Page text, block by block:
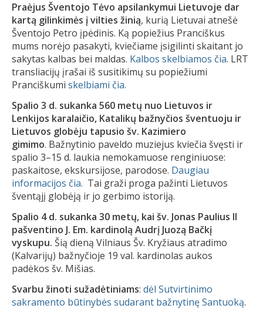
Praėjus Šventojo Tėvo apsilankymui Lietuvoje dar
kartą gilinkimės į vilties žinią, kurią Lietuvai atnešė
Šventojo Petro įpėdinis. Ką popiežius Pranciškus
mums norėjo pasakyti, kviečiame įsigilinti skaitant jo
sakytas kalbas bei maldas. Kalbos skelbiamos čia. LRT
transliacijų įrašai iš susitikimų su popiežiumi
Pranciškumi skelbiami čia.
Spalio 3 d. sukanka 560 metų nuo Lietuvos ir
Lenkijos karalaičio, Katalikų bažnyčios šventuoju ir
Lietuvos globėju tapusio šv. Kazimiero
gimimo. Bažnytinio paveldo muziejus kviečia švęsti ir
spalio 3–15 d. laukia nemokamuose renginiuose:
paskaitose, ekskursijose, parodose. Daugiau
informacijos čia. Tai graži proga pažinti Lietuvos
šventąjį globėją ir jo gerbimo istoriją.
Spalio 4 d. sukanka 30 metų, kai šv. Jonas Paulius II
pašventino J. Em. kardinolą Audrį Juozą Bačkį
vyskupu. Šią dieną Vilniaus Šv. Kryžiaus atradimo
(Kalvarijų) bažnyčioje 19 val. kardinolas aukos
padėkos šv. Mišias.
Svarbu žinoti sužadėtiniams: dėl Sutvirtinimo
sakramento būtinybės sudarant bažnytinę Santuoką.